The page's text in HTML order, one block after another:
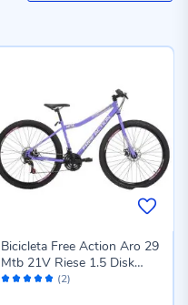
Avaliação: (2)
Bicicleta Free Action Aro 29
Mtb 21V Riese 1.5 Disk
Brake